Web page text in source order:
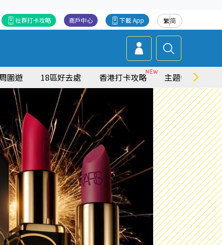
繁简
下載 App
商戶中心
社群打卡攻略
圍遊 18區好去處 香港打卡攻略 主題特集